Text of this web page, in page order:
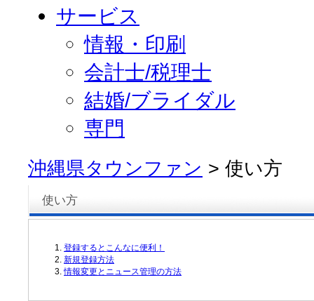
サービス
情報・印刷
会計士/税理士
結婚/ブライダル
専門
沖縄県タウンファン > 使い方
使い方
登録するとこんなに便利！
新規登録方法
情報変更とニュース管理の方法